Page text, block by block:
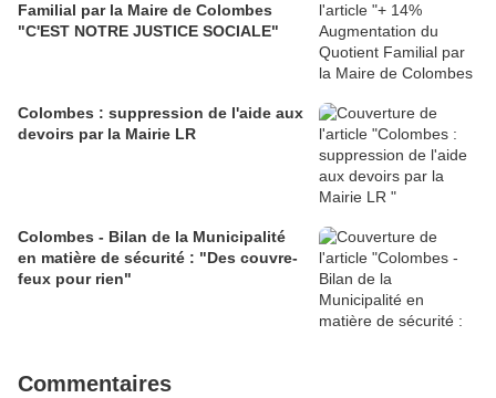
Familial par la Maire de Colombes
"C'EST NOTRE JUSTICE SOCIALE"
Colombes : suppression de l'aide aux
devoirs par la Mairie LR
Colombes - Bilan de la Municipalité
en matière de sécurité : "Des couvre-
feux pour rien"
Commentaires